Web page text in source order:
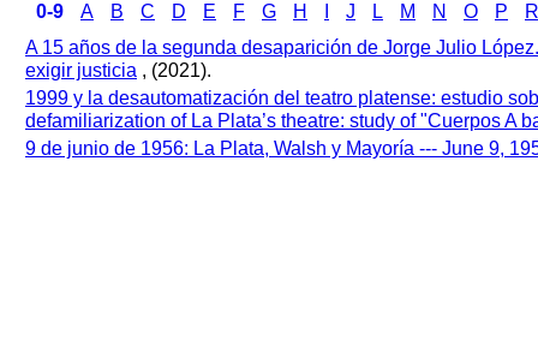
0-9 A B C D E F G H J L M N O P
R
A 15 años de la segunda desaparición de Jorge Julio
exigir justicia , (2021).
1999 y la desautomatización del teatro platense: estudio
defamiliarization of La Plata’s theatre: study of "Cuerpos A
9 de junio de 1956: La Plata, Walsh y Mayoría --- June 9,